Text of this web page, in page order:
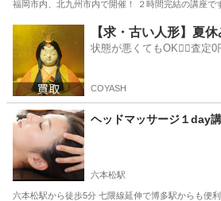
福岡市内、北九州市内で開催！ ２時間完結の講座
天神南駅 その他 パー
【求・古い人形】夏
状態が悪くてもOK🙆‍♀️査定0
COYASH
ヘッドマッサージ１day
六本松駅
六本松駅から徒歩5分 七隈線延伸で博多駅からも